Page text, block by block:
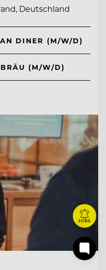
Deutschland
DINER (M/W/D)
(M/W/D)
JOBS